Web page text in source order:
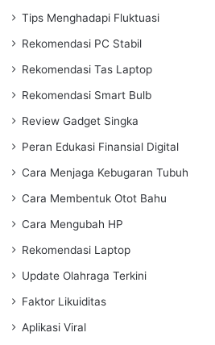
Tips Menghadapi Fluktuasi
Rekomendasi PC Stabil
Rekomendasi Tas Laptop
Rekomendasi Smart Bulb
Review Gadget Singka
Peran Edukasi Finansial Digital
Cara Menjaga Kebugaran Tubuh
Cara Membentuk Otot Bahu
Cara Mengubah HP
Rekomendasi Laptop
Update Olahraga Terkini
Faktor Likuiditas
Aplikasi Viral